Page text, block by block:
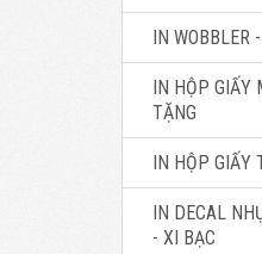
IN WOBBLER
IN HỘP GIẤY
TẶNG
IN HỘP GIẤY
IN DECAL
- XI BẠC